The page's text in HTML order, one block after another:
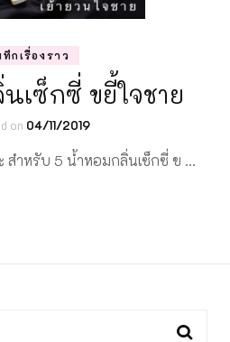
กเรื่องราว
เซ็กซี่ ขยี้ใจชาย
on 04/11/2019
สำหรับ 5 น้ำหอมกลิ่นเซ็กซี่ ข …